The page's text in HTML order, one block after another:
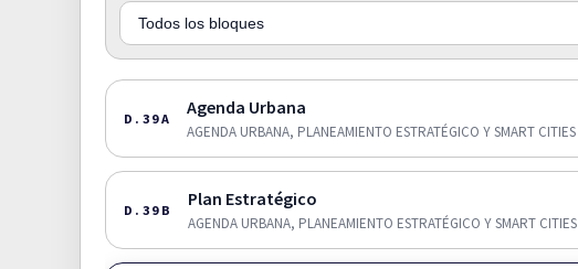
D.39A
Agenda Urbana
AGENDA URBANA, PLANEAMIENTO ESTRATÉGICO Y SMART CITIES
D.39B
Plan Estratégico
AGENDA URBANA, PLANEAMIENTO ESTRATÉGICO Y SMART CITIES